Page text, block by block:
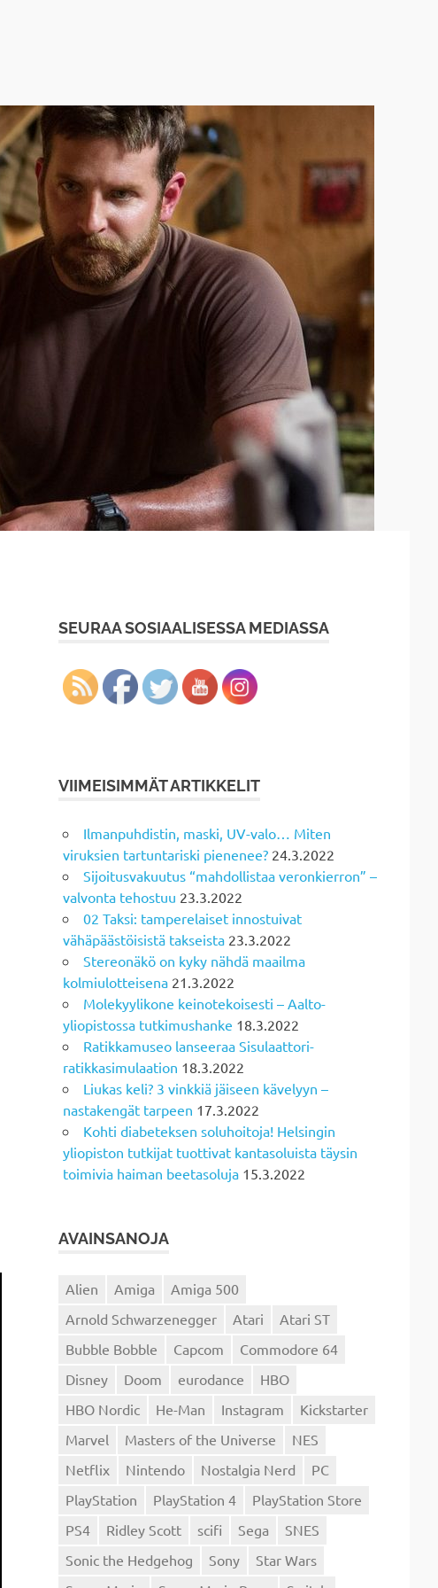
SEURAA SOSIAALISESSA MEDIASSA
VIIMEISIMMÄT ARTIKKELIT
Ilmanpuhdistin, maski, UV-valo… Miten
viruksien tartuntariski pienenee? 24.3.2022
Sijoitusvakuutus “mahdollistaa veronkierron” –
valvonta tehostuu 23.3.2022
02 Taksi: tamperelaiset innostuivat
vähäpäästöisistä takseista 23.3.2022
Stereonäkö on kyky nähdä maailma
kolmiulotteisena 21.3.2022
Molekyylikone keinotekoisesti – Aalto-
yliopistossa tutkimushanke 18.3.2022
Ratikkamuseo lanseeraa Sisulaattori-
ratikkasimulaation 18.3.2022
Liukas keli? 3 vinkkiä jäiseen kävelyyn –
nastakengät tarpeen 17.3.2022
Kohti diabeteksen soluhoitoja! Helsingin
yliopiston tutkijat tuottivat kantasoluista täysin
toimivia haiman beetasoluja 15.3.2022
AVAINSANOJA
Alien Amiga
Amiga 500
Arnold Schwarzenegger
Atari
Atari ST
Bubble Bobble
Capcom
Commodore 64
Disney
Doom eurodance
HBO
HBO Nordic
He-Man Instagram
Kickstarter
Marvel
Masters of the Universe
NES
Netflix
Nintendo Nostalgia Nerd
PC
PlayStation
PlayStation 4
PlayStation Store
PS4
Ridley Scott scifi Sega
SNES
Sonic the Hedgehog
Sony
Star Wars